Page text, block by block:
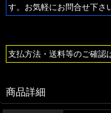
す。お気軽にお問合せ下さ
支払方法・送料等のご確認
商品詳細